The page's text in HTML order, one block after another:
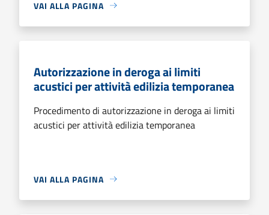
VAI ALLA PAGINA
Autorizzazione in deroga ai limiti
acustici per attività edilizia temporanea
Procedimento di autorizzazione in deroga ai limiti
acustici per attività edilizia temporanea
VAI ALLA PAGINA